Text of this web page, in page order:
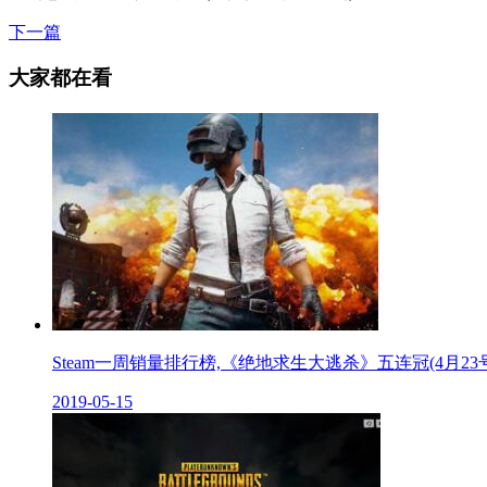
下一篇
大家都在看
Steam一周销量排行榜,《绝地求生大逃杀》五连冠(4月23
2019-05-15